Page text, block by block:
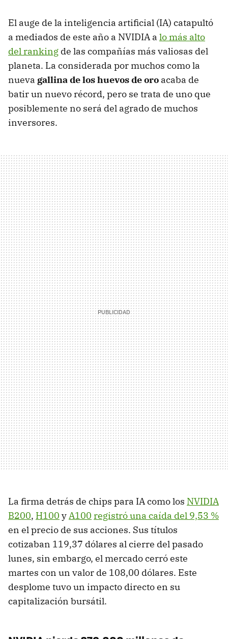
El auge de la inteligencia artificial (IA) catapultó
a mediados de este año a NVIDIA a lo más alto
del ranking de las compañías más valiosas del
planeta. La considerada por muchos como la
nueva gallina de los huevos de oro acaba de
batir un nuevo récord, pero se trata de uno que
posiblemente no será del agrado de muchos
inversores.
La firma detrás de chips para IA como los NVIDIA
B200, H100 yA100 registró una caída del 9,53 %
en el precio de sus acciones. Sus títulos
cotizaban 119,37 dólares al cierre del pasado
lunes, sin embargo, el mercado cerró este
martes con un valor de 108,00 dólares. Este
desplome tuvo un impacto directo en su
capitalización bursátil.